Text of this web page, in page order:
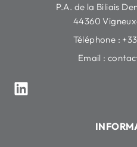
P.A. de la Biliais
44360
Téléphone :
Email :